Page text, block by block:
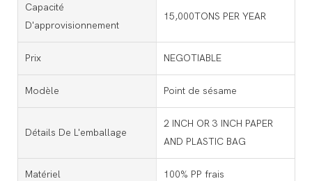
Capacité
D'approvisionnement
15,000TONS PER YEAR
Prix NEGOTIABLE
Modèle Point de sésame
Détails De L'emballage
2 INCH OR 3 INCH PAPER
AND PLASTIC BAG
Matériel 100% PP frais